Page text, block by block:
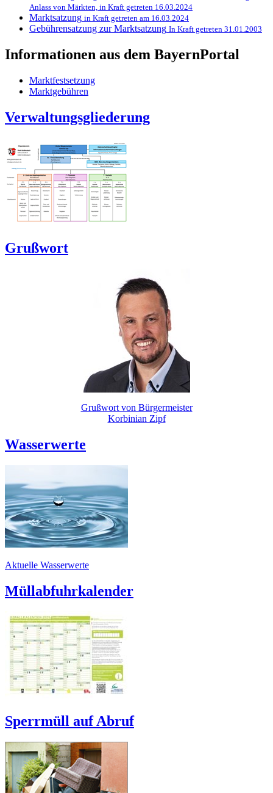
Anlass von Märkten, in Kraft getreten 16.03.2024
Marktsatzung in Kraft getreten am 16.03.2024
Gebührensatzung zur Marktsatzung In Kraft getreten 31.01.2003
Informationen aus dem BayernPortal
Marktfestsetzung
Marktgebühren
Verwaltungsgliederung
Grußwort
Grußwort von Bürgermeister
Korbinian Zipf
Wasserwerte
Aktuelle Wasserwerte
Müllabfuhrkalender
Sperrmüll auf Abruf